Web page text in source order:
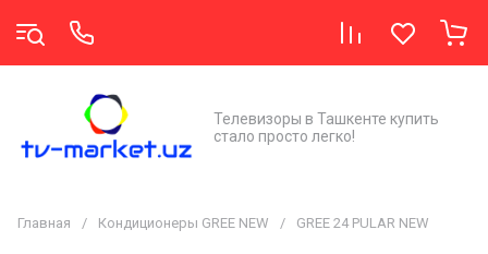
Телевизоры в Ташкенте купить
стало просто легко!
Главная / Кондиционеры GREE NEW / GREE 24 PULAR NEW